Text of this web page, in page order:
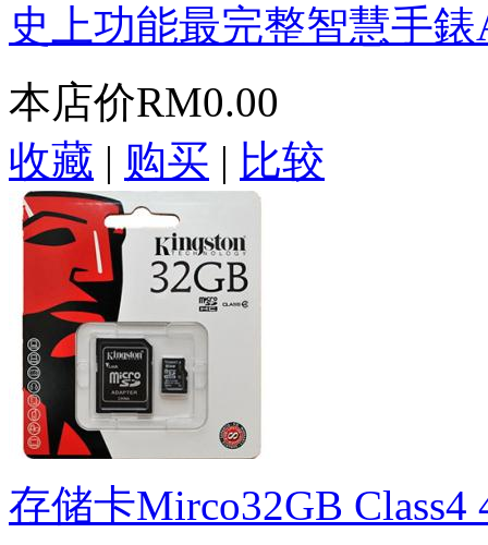
史上功能最完整智慧手錶
本店价RM0.00
收藏 | 购买 | 比较
存储卡Mirco32GB Class4